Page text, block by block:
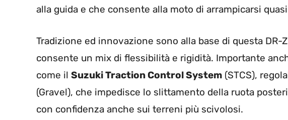
alla guida e che consente alla moto di arrampicarsi
Tradizione ed innovazione sono alla base di questa
consente un mix di flessibilità e rigidità. Importante
come il Suzuki Traction Control System (STCS),
(Gravel), che impedisce lo slittamento della ruota
con confidenza anche sui terreni più scivolosi.